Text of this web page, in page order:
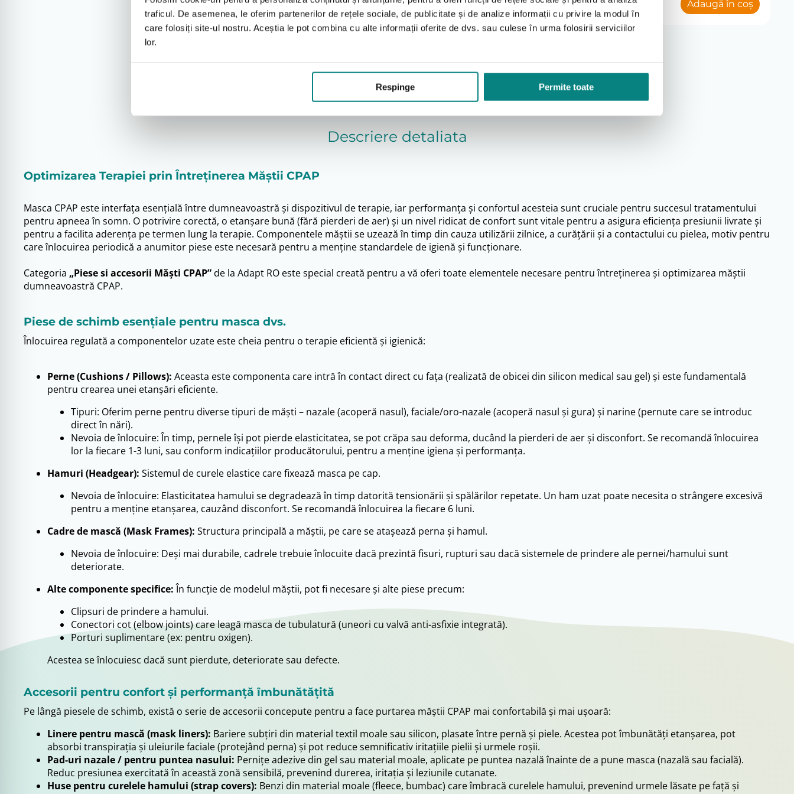
traficul. De asemenea, le oferim partenerilor de rețele sociale, de publicitate și de analize informații cu privire la modul în
care folosiți site-ul nostru. Aceștia le pot combina cu alte informații oferite de dvs. sau culese în urma folosirii serviciilor
lor.
Respinge Permite toate
was:
398 lei.
lei
is:
343 lei.
Adaugă în coș
200 lei.
lei
177 lei.
Adaugă în coș Adaugă în coș
1 2 3 4 5 6 7
Descriere detaliata
Optimizarea Terapiei prin Întreținerea Măștii CPAP
Masca CPAP este interfața esențială între dumneavoastră și dispozitivul de terapie, iar performanța și confortul acesteia sunt cruciale pentru succesul tratamentului
pentru apneea în somn. O potrivire corectă, o etanșare bună (fără pierderi de aer) și un nivel ridicat de confort sunt vitale pentru a asigura eficiența presiunii livrate și
pentru a facilita aderența pe termen lung la terapie. Componentele măștii se uzează în timp din cauza utilizării zilnice, a curățării și a contactului cu pielea, motiv pentru
care înlocuirea periodică a anumitor piese este necesară pentru a menține standardele de igienă și funcționare.
Categoria „Piese si accesorii Măști CPAP”de la Adapt RO este special creată pentru a vă oferi toate elementele necesare pentru întreținerea și optimizarea măștii
dumneavoastră CPAP.
Piese de schimb esențiale pentru masca dvs.
Înlocuirea regulată a componentelor uzate este cheia pentru o terapie eficientă și igienică:
Perne (Cushions / Pillows): Aceasta este componenta care intră în contact direct cu fața (realizată de obicei din silicon medical sau gel) și este fundamentală
pentru crearea unei etanșări eficiente.
Tipuri: Oferim perne pentru diverse tipuri de măști – nazale (acoperă nasul), faciale/oro-nazale (acoperă nasul și gura) și narine (pernute care se introduc
direct în nări).
Nevoia de înlocuire: În timp, pernele își pot pierde elasticitatea, se pot crăpa sau deforma, ducând la pierderi de aer și disconfort. Se recomandă înlocuirea
lor la fiecare 1-3 luni, sau conform indicațiilor producătorului, pentru a menține igiena și performanța.
Hamuri (Headgear): Sistemul de curele elastice care fixează masca pe cap.
Nevoia de înlocuire: Elasticitatea hamului se degradează în timp datorită tensionării și spălărilor repetate. Un ham uzat poate necesita o strângere excesivă
pentru a menține etanșarea, cauzând disconfort. Se recomandă înlocuirea la fiecare 6 luni.
Cadre de mască (Mask Frames): Structura principală a măștii, pe care se atașează perna și hamul.
Nevoia de înlocuire: Deși mai durabile, cadrele trebuie înlocuite dacă prezintă fisuri, rupturi sau dacă sistemele de prindere ale pernei/hamului sunt
deteriorate.
Alte componente specifice:În funcție de modelul măștii, pot fi necesare și alte piese precum:
Clipsuri de prindere a hamului.
Conectori cot (elbow joints) care leagă masca de tubulatură (uneori cu valvă anti-asfixie integrată).
Porturi suplimentare (ex: pentru oxigen).
Acestea se înlocuiesc dacă sunt pierdute, deteriorate sau defecte.
Accesorii pentru confort și performanță îmbunătățită
Pe lângă piesele de schimb, există o serie de accesorii concepute pentru a face purtarea măștii CPAP mai confortabilă și mai ușoară:
Linere pentru mască (mask liners): Bariere subțiri din material textil moale sau silicon, plasate între pernă și piele. Acestea pot îmbunătăți etanșarea, pot
absorbi transpirația și uleiurile faciale (protejând perna) și pot reduce semnificativ iritațiile pielii și urmele roșii.
Pad-uri nazale / pentru puntea nasului: Pernițe adezive din gel sau material moale, aplicate pe puntea nazală înainte de a pune masca (nazală sau facială).
Reduc presiunea exercitată în această zonă sensibilă, prevenind durerea, iritația și leziunile cutanate.
Huse pentru curelele hamului (strap covers): Benzi din material moale (fleece, bumbac) care îmbracă curelele hamului, prevenind urmele lăsate pe față și